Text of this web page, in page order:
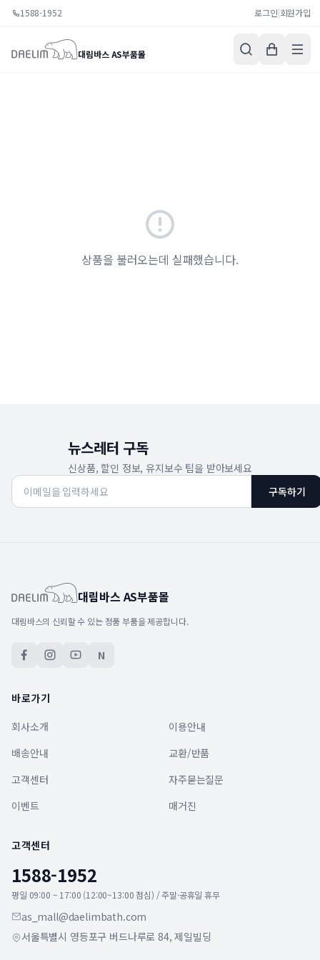
1588-1952 로그인|회원가입
대림바스 AS부품몰
상품을 불러오는데 실패했습니다.
뉴스레터 구독
신상품, 할인 정보, 유지보수 팁을 받아보세요
구독하기
대림바스 AS부품몰
대림바스의 신뢰할 수 있는 정품 부품을 제공합니다.
N
바로가기
회사소개
이용안내
배송안내
교환/반품
고객센터
자주묻는질문
이벤트
매거진
고객센터
1588-1952
평일 09:00 ~ 17:00 (12:00~13:00 점심) / 주말·공휴일 휴무
as_mall@daelimbath.com
서울특별시 영등포구 버드나루로 84, 제일빌딩